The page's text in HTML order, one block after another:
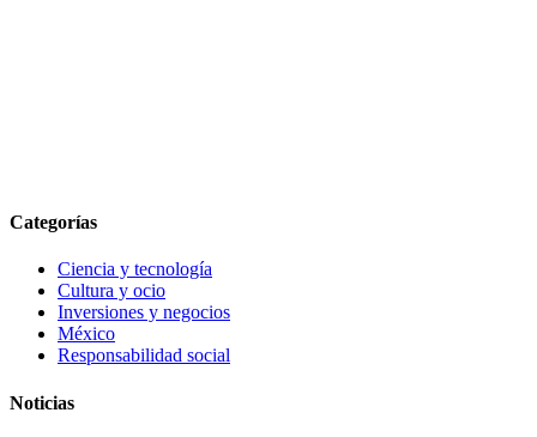
Categorías
Ciencia y tecnología
Cultura y ocio
Inversiones y negocios
México
Responsabilidad social
Noticias